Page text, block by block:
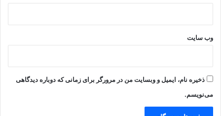
وب‌ سایت
ذخیره نام، ایمیل و وبسایت من در مرورگر برای زمانی که دوباره دیدگاهی
می‌نویسم.